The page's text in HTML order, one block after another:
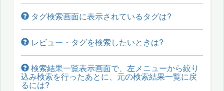
タグ検索画面に表示されているタグは?
レビュー・タグを検索したいときは?
検索結果一覧表示画面で、左メニューから絞り
込み検索を行ったあとに、元の検索結果一覧に戻
るには?